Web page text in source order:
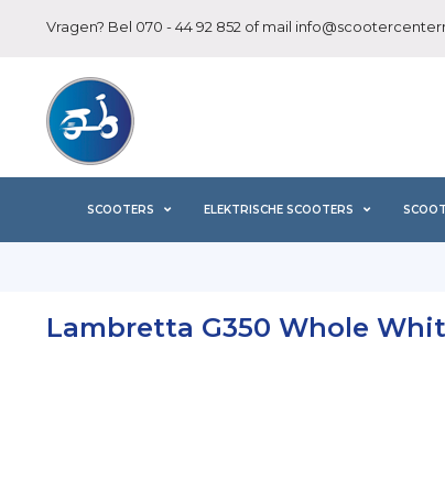
Vragen? Bel 070 - 44 92 852 of mail
SCOOTERS ELEKTRISCHE SCOOTERS
Lambretta G350 Whole